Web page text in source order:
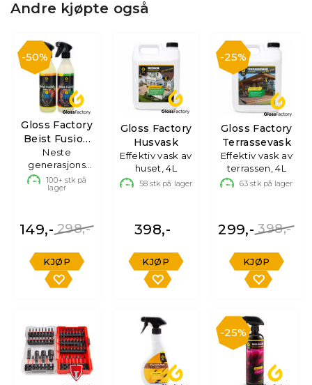
Andre kjøpte også
50%
Gloss Factory
Beist Fusion
Felgrens
Neste
generasjons
felgrens, 2 x
500 ml.
100+ stk på
lager
298,-
149,-
KJØP
Gloss Factory
Husvask
Effektiv vask av
huset, 4L
58stk på lager
398,-
KJØP
25%
Gloss Factory
Terrassevask
Effektiv vask av
terrassen, 4L
63 stk på lager
398,-
299,-
KJØP
25%